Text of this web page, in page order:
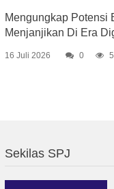
Mengungkap Potensi
Menjanjikan Di Era
16 Juli 2026 0
Sekilas SPJ